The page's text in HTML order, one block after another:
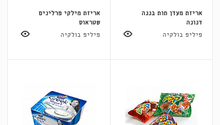
אריזת מעדן תות בננה
דנונה
פיליפ בולקיה
אריזת מילקי פרלינים
שטראוס
פיליפ בולקיה